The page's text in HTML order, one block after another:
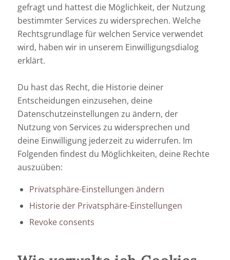
gefragt und hattest die Möglichkeit, der Nutzung
bestimmter Services zu widersprechen. Welche
Rechtsgrundlage für welchen Service verwendet
wird, haben wir in unserem Einwilligungsdialog
erklärt.
Du hast das Recht, die Historie deiner
Entscheidungen einzusehen, deine
Datenschutzeinstellungen zu ändern, der
Nutzung von Services zu widersprechen und
deine Einwilligung jederzeit zu widerrufen. Im
Folgenden findest du Möglichkeiten, deine Rechte
auszuüben:
Privatsphäre-Einstellungen ändern
Historie der Privatsphäre-Einstellungen
Revoke consents